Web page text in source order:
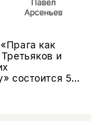
как
и
состоится 5